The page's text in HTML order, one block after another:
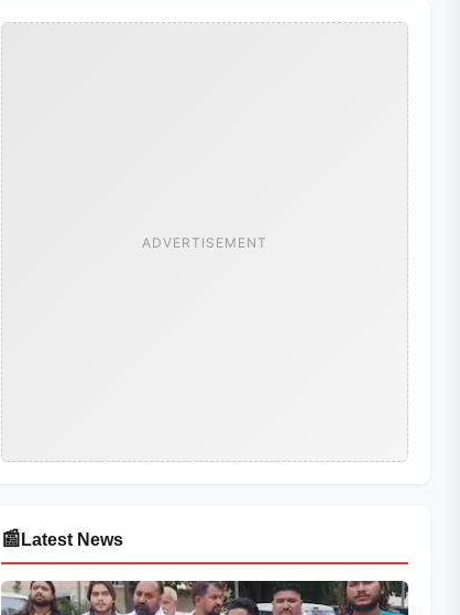
ADVERTISEMENT
📰 Latest News